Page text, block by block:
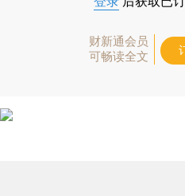
财新通会员
可畅读全文